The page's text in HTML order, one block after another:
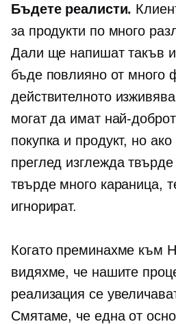
Бъдете реалисти.
за продукти по много
Дали ще напишат такъв
бъде повлияно от много
действителното
могат да имат най-
покупка и продукт, но
преглед изглежда
твърде много караница,
игнорират.
Когато преминахме към
видяхме, че нашите
реализация се
Смятаме, че една от